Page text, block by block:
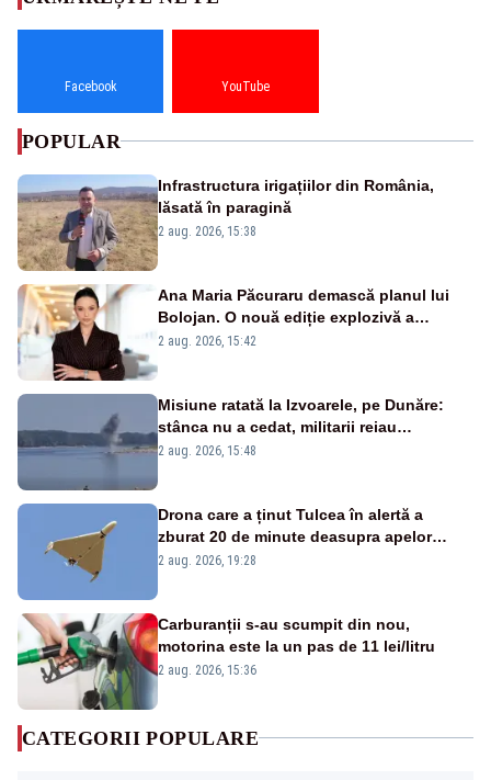
Facebook YouTube
POPULAR
Infrastructura irigațiilor din România,
lăsată în paragină
2 aug. 2026, 15:38
Ana Maria Păcuraru demască planul lui
Bolojan. O nouă ediție explozivă a
emisiunii „Miza Zilei” la Realitatea PLUS
2 aug. 2026, 15:42
Misiune ratată la Izvoarele, pe Dunăre:
stânca nu a cedat, militarii reiau
detonările luni – VIDEO
2 aug. 2026, 15:48
Drona care a ținut Tulcea în alertă a
zburat 20 de minute deasupra apelor
României. Au fost ridicate două F-16
2 aug. 2026, 19:28
Carburanții s-au scumpit din nou,
motorina este la un pas de 11 lei/litru
2 aug. 2026, 15:36
CATEGORII POPULARE